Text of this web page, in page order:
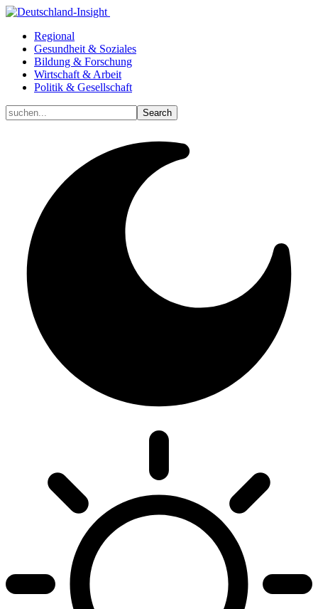
Regional
Gesundheit & Soziales
Bildung & Forschung
Wirtschaft & Arbeit
Politik & Gesellschaft